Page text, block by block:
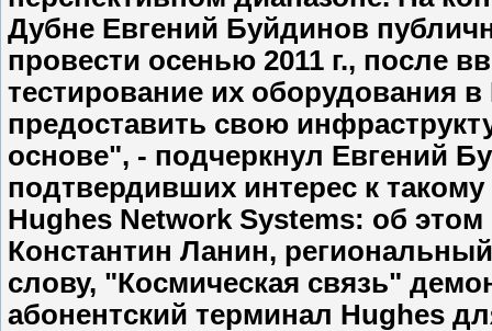
Дубне Евгений Буйдинов
провести осенью 2011 г., после
тестирование их оборудования
предоставить свою
основе", - подчеркнул Евгений
подтвердивших интерес к
Hughes Network Systems: об
Константин Ланин,
слову, "Космическая связь"
абонентский терминал Hughes